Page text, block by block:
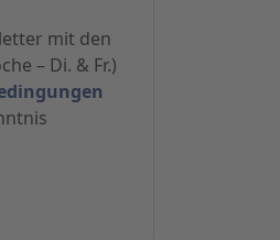
mit den
– Di. & Fr.)